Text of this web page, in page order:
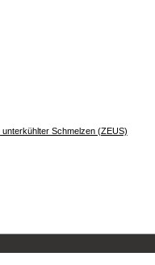
Schmelzen (ZEUS)